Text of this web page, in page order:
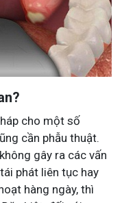
cho một số
cần phẫu thuật.
gây ra các vấn
phát liên tục hay
hàng ngày, thì